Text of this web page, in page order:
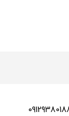
خرید عمده سنگ نمک دامی با شماره 09129380188